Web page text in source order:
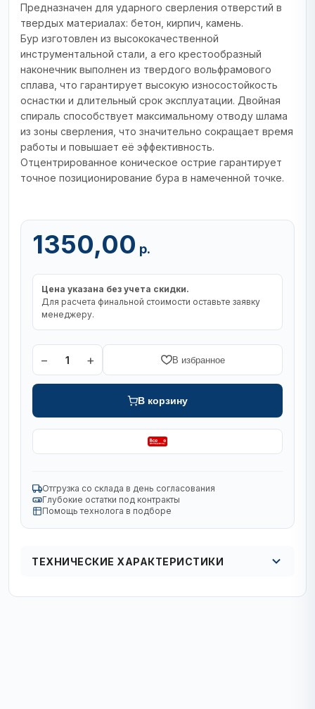
Предназначен для ударного сверления отверстий в
твердых материалах: бетон, кирпич, камень.
Бур изготовлен из высококачественной
инструментальной стали, а его крестообразный
наконечник выполнен из твердого вольфрамового
сплава, что гарантирует высокую износостойкость
оснастки и длительный срок эксплуатации. Двойная
спираль способствует максимальному отводу шлама
из зоны сверления, что значительно сокращает время
работы и повышает её эффективность.
Отцентрированное коническое острие гарантирует
точное позиционирование бура в намеченной точке.
1350,00 р.
Цена указана без учета скидки.
Для расчета финальной стоимости оставьте заявку
менеджеру.
− 1 + В избранное
В корзину
Отгрузка со склада в день согласования
Глубокие остатки под контракты
Помощь технолога в подборе
ТЕХНИЧЕСКИЕ ХАРАКТЕРИСТИКИ
Серия